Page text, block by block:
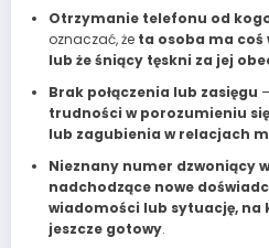
Otrzymanie telefonu od
oznaczać, że ta osoba ma coś
lub że śniący tęskni za jej
Brak połączenia lub zasięgu
trudności w porozumieniu
lub zagubienia w relacjach
Nieznany numer dzwoniący
nadchodzące nowe
wiadomości lub sytuację, na
jeszcze gotowy.